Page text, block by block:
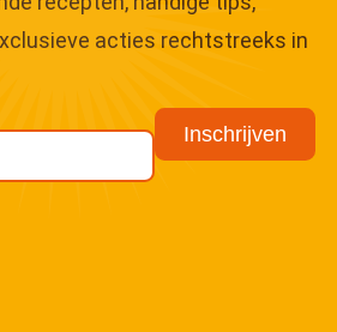
acties rechtstreeks in